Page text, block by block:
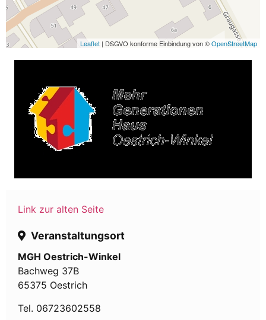
Leaflet | DSGVO konforme Einbindung von ©OpenStreetMap
Link zur alten Seite
Veranstaltungsort
MGH Oestrich-Winkel
Bachweg 37B
65375 Oestrich
Tel. 06723602558